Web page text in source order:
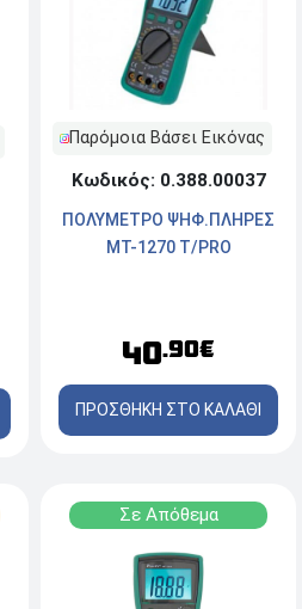
Παρόμοια Βάσει Εικόνας
Κωδικός: 0.388.00037
ΠΟΛΥΜΕΤΡΟ ΨΗΦ.ΠΛΗΡΕΣ
MT-1270 T/PRO
40.90€
ΠΡΟΣΘΗΚΗ ΣΤΟ ΚΑΛΑΘΙ
Σε Απόθεμα